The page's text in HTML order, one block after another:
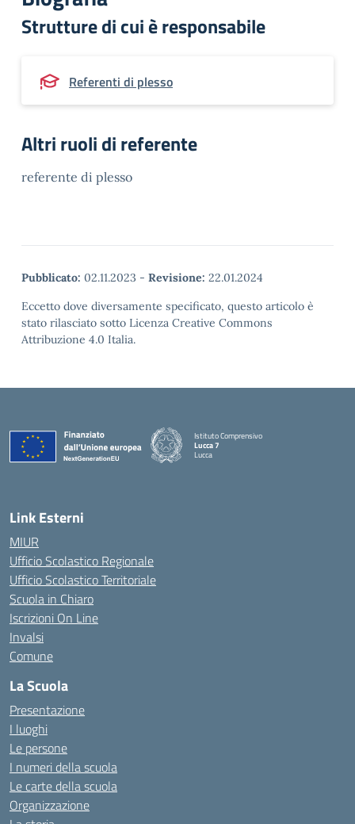
Strutture di cui è responsabile
Referenti di plesso
Altri ruoli di referente
referente di plesso
Pubblicato: 02.11.2023 - Revisione: 22.01.2024
Eccetto dove diversamente specificato, questo articolo è
stato rilasciato sotto Licenza Creative Commons
Attribuzione 4.0 Italia.
Istituto Comprensivo
Lucca 7
Lucca
Link Esterni
MIUR
Ufficio Scolastico Regionale
Ufficio Scolastico Territoriale
Scuola in Chiaro
Iscrizioni On Line
Invalsi
Comune
La Scuola
Presentazione
I luoghi
Le persone
I numeri della scuola
Le carte della scuola
Organizzazione